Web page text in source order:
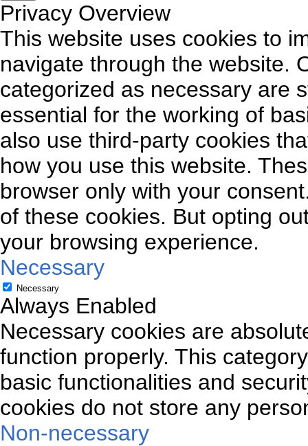
Privacy Overview
This website uses cookies to
navigate through the website.
categorized as necessary are
essential for the working of
also use third-party cookies
how you use this website.
browser only with your
of these cookies. But opting
your browsing experience.
Necessary
Necessary
Always Enabled
Necessary cookies are
function properly. This
basic functionalities and
cookies do not store any
Non-necessary